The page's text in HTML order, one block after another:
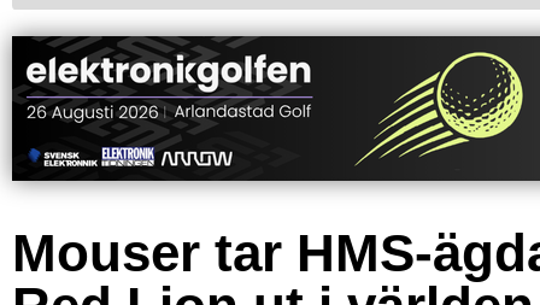
Mouser tar HMS-